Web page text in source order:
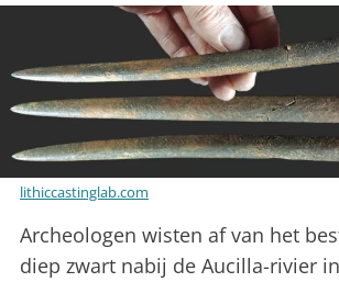
lithiccastinglab.com
Archeologen wisten af van het
diep zwart nabij de Aucilla-rivier